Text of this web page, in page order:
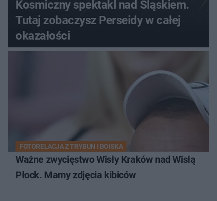
Kosmiczny spektakl nad Śląskiem.
Tutaj zobaczysz Perseidy w całej
okazałości
FOTORELACJA Z TRYBUN I BOISKA
Ważne zwycięstwo Wisły Kraków nad Wisłą
Płock. Mamy zdjęcia kibiców